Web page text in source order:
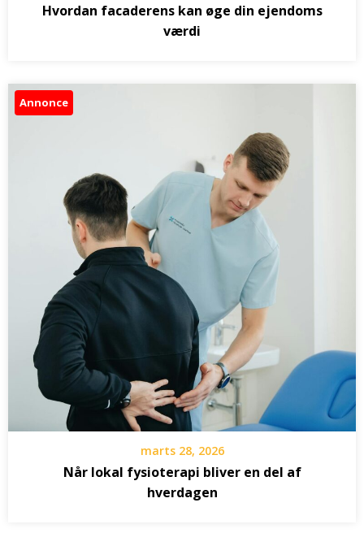
Hvordan facaderens kan øge din ejendoms
værdi
Annonce
marts 28, 2026
Når lokal fysioterapi bliver en del af
hverdagen